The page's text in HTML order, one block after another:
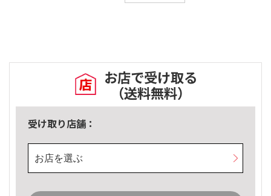
お店で受け取る
（送料無料）
受け取り店舗：
お店を選ぶ